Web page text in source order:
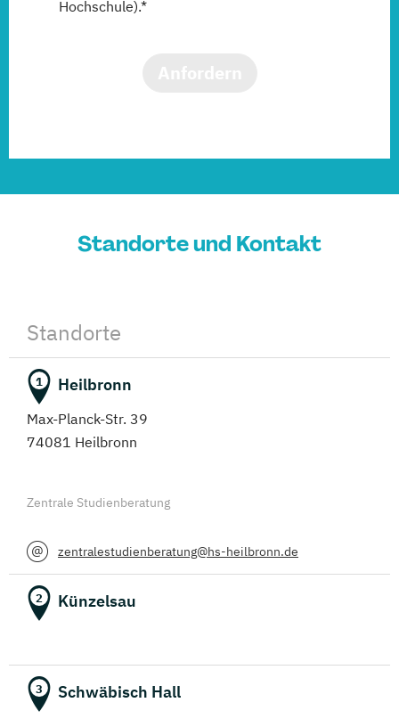
Hochschule).*
Standorte und Kontakt
Standorte
1 Heilbronn
Max-Planck-Str. 39
74081 Heilbronn
Zentrale Studienberatung
zentralestudienberatung@hs-heilbronn.de
2 Künzelsau
3 Schwäbisch Hall